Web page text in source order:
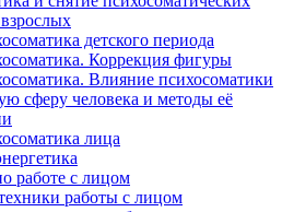
детского периода
Коррекция фигуры
Влияние психосоматики
сферу человека и методы её
лица
работе с лицом
работы с лицом